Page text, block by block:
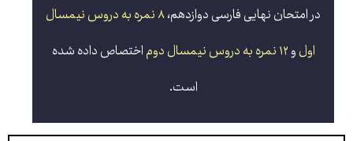
در امتحان نهایی فارسی دوازدهم، ۸ نمره به دروس نیمسال
اولو
اختصاص داده شده
است.